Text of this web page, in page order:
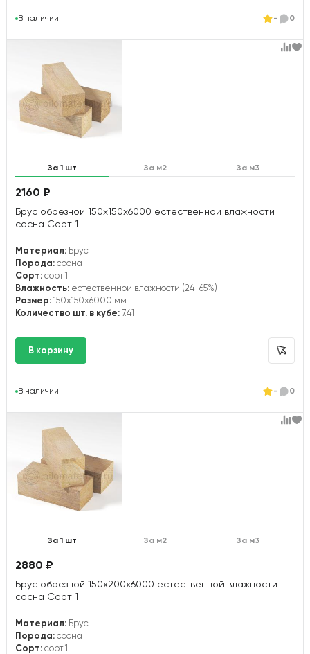
В наличии - 0
За 1 шт За м2 За м3
2160 ₽
Брус обрезной 150х150х6000 естественной влажности
сосна Сорт 1
Материал: Брус
Порода: сосна
Сорт: сорт 1
Влажность: естественной влажности (24-65%)
Размер: 150x150x6000 мм
Количество шт. в кубе: 7.41
В наличии - 0
За 1 шт За м2 За м3
2880 ₽
Брус обрезной 150х200х6000 естественной влажности
сосна Сорт 1
Материал: Брус
Порода: сосна
Сорт: сорт 1